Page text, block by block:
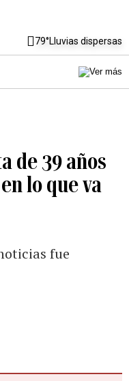
79°Lluvias dispersas
de 39 años
lo que va
fue